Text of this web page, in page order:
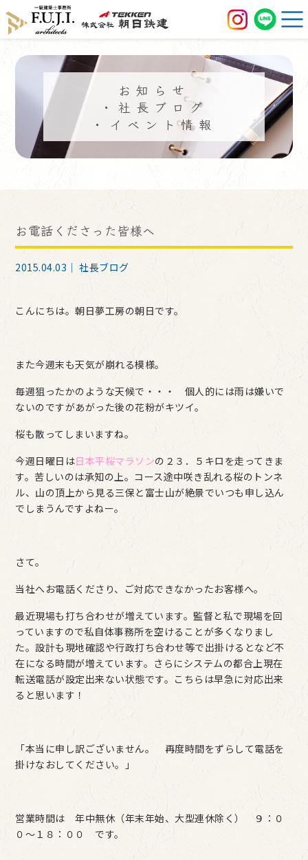
お知らせ
・社長ブログ
・イベント情報
お電話くださった皆様へ
2015.04.03｜社長ブログ
こんにちは。朝日夢工房の朝日です。
また今週末も天気が崩れる模様。
毎週狙ったかのような天候で・・・ 個人的には雨は嫌いで
ないのですがあがった後の花粉がキツイ。
桜も散ってしまいますね。
今週日曜日は日本平桜マラソンの２３．５キロを走ってきま
す。苦しいのは承知の上。コース途中咲き乱れる桜のトンネ
ル、山の頂上から見る三保と富士山が絶景でいつも申し込ん
でしまうんですよねー。
さて。
当社へお電話くださり、ご対応できなかったお客様へ。
最近現場も打ち合わせが増えています。監督と私で現場を回
っていますので私自体事務所を空けることが多くなりまし
た。設計も現地確認や行政打ち合わせ等で出掛けるとなど不
在になる時間が増えています。さらにシステムの都合上現在
転送電話が設定出来ない状態です。こちらは早急に対応出来
ると思います！
「本当に申し訳ございません。 再度時間をずらして電話を
掛けなおしてください。」
営業時間は 年中無休（年末年始、大型連休除く） ９：０
０～１８：００ です。